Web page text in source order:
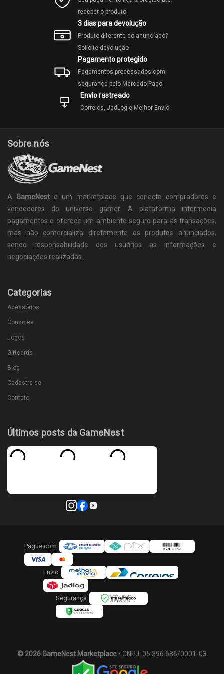
receber o produto
3 dias para devolução
Produto diferente do anunciado?
Solicite devolução
Pagamento protegido
Pagamentos processados com
segurança pelo Mercado Pago
Envio rastreado
Correios, JadLog e Melhor Envio
Sobre nós
A GameNest é um marketplace que conecta compradores e
vendedores do universo gamer. A plataforma intermedia
pagamentos e oferece um ambiente seguro para as transações,
mas não comercializa diretamente os produtos anunciados,
sendo responsabilidade dos usuários as informações e
negociações realizadas.
Categorias
Acessórios
Consoles
Jogos
Giftcards
Blog
Cadastre-se
Contato
Últimos posts da GameNest
Pague com
Envio
Segurança
© 2026 GameNest Marketplace• CNPJ: 05.396.686/0001-03